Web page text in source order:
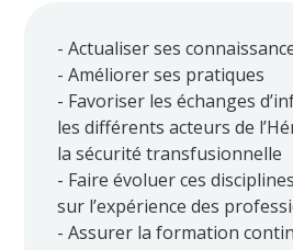
- Actualiser ses
- Améliorer ses pratiques
- Favoriser les échanges
les différents acteurs de
la sécurité transfusionnelle
- Faire évoluer ces
sur l’expérience des
- Assurer la formation